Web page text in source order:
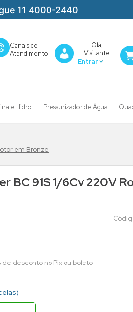
11 4000-2440
Canais de
Atendimento
Olá,
Visitante
e Hidro Pressurizador de Água
em Bronze
BC 91S 1/6Cv 220V
de desconto no Pix ou boleto